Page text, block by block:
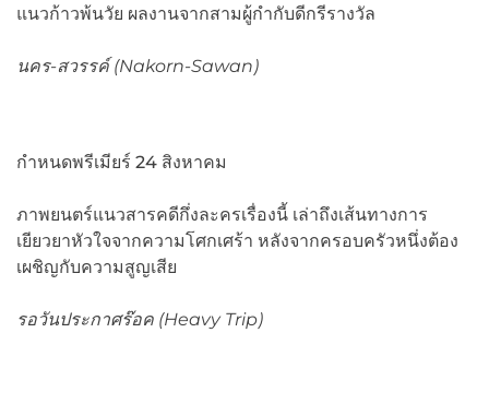
แนวก้าวพ้นวัย ผลงานจากสามผู้กำกับดีกรีรางวัล
นคร-สวรรค์ (Nakorn-Sawan)
กำหนดพรีเมียร์ 24 สิงหาคม
ภาพยนตร์แนวสารคดีกึ่งละครเรื่องนี้ เล่าถึงเส้นทางการ
เยียวยาหัวใจจากความโศกเศร้า หลังจากครอบครัวหนึ่งต้อง
เผชิญกับความสูญเสีย
รอวันประกาศร๊อค (Heavy Trip)